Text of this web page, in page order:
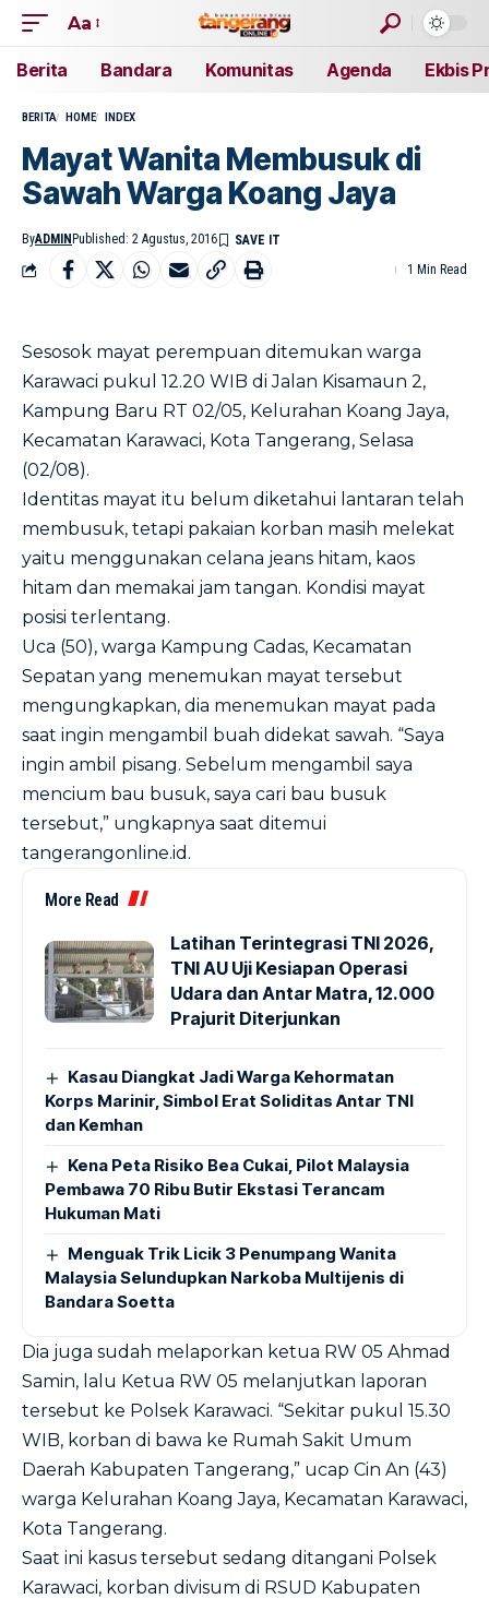
Aa
Berita Bandara Komunitas Agenda Ekbis
BERITA HOME INDEX
Mayat Wanita Membusuk di
Sawah Warga Koang Jaya
ByADMIN Published: 2 Agustus, 2016
1 Min Read
Sesosok mayat perempuan ditemukan warga
Karawaci pukul 12.20 WIB di Jalan Kisamaun 2,
Kampung Baru RT 02/05, Kelurahan Koang Jaya,
Kecamatan Karawaci, Kota Tangerang, Selasa
(02/08).
Identitas mayat itu belum diketahui lantaran telah
membusuk, tetapi pakaian korban masih melekat
yaitu menggunakan celana jeans hitam, kaos
hitam dan memakai jam tangan. Kondisi mayat
posisi terlentang.
Uca (50), warga Kampung Cadas, Kecamatan
Sepatan yang menemukan mayat tersebut
mengungkapkan, dia menemukan mayat pada
saat ingin mengambil buah didekat sawah. “Saya
ingin ambil pisang. Sebelum mengambil saya
mencium bau busuk, saya cari bau busuk
tersebut,” ungkapnya saat ditemui
tangerangonline.id.
More Read
Latihan Terintegrasi TNI 2026,
TNI AU Uji Kesiapan Operasi
Udara dan Antar Matra, 12.000
Prajurit Diterjunkan
Kasau Diangkat Jadi Warga Kehormatan
Korps Marinir, Simbol Erat Soliditas Antar TNI
dan Kemhan
Kena Peta Risiko Bea Cukai, Pilot Malaysia
Pembawa 70 Ribu Butir Ekstasi Terancam
Hukuman Mati
Menguak Trik Licik 3 Penumpang Wanita
Malaysia Selundupkan Narkoba Multijenis di
Bandara Soetta
Dia juga sudah melaporkan ketua RW 05 Ahmad
Samin, lalu Ketua RW 05 melanjutkan laporan
tersebut ke Polsek Karawaci. “Sekitar pukul 15.30
WIB, korban di bawa ke Rumah Sakit Umum
Daerah Kabupaten Tangerang,” ucap Cin An (43)
warga Kelurahan Koang Jaya, Kecamatan Karawaci,
Kota Tangerang.
Saat ini kasus tersebut sedang ditangani Polsek
Karawaci, korban divisum di RSUD Kabupaten